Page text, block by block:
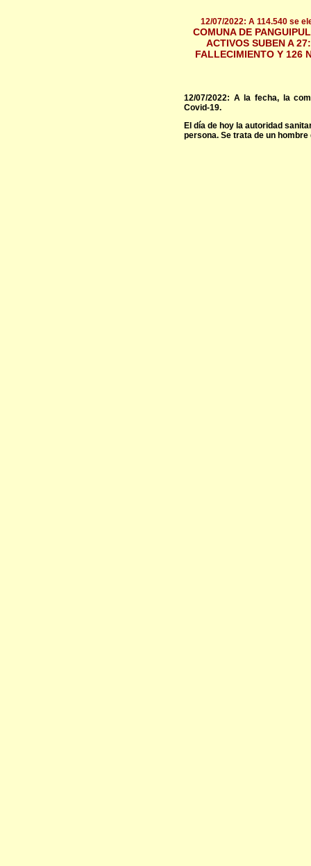
12/07/2022: A 114.540 se
COMUNA DE
ACTIVOS SUBEN A
FALLECIMIENTO Y 126
12/07/2022: A la fecha, la
Covid-19.
El día de hoy la autoridad
persona. Se trata de un hombre